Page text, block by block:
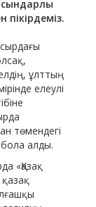
сындарлы
пікірдеміз.
ұлттың
елеулі
төмендегі
бола алды.
«Қазақ